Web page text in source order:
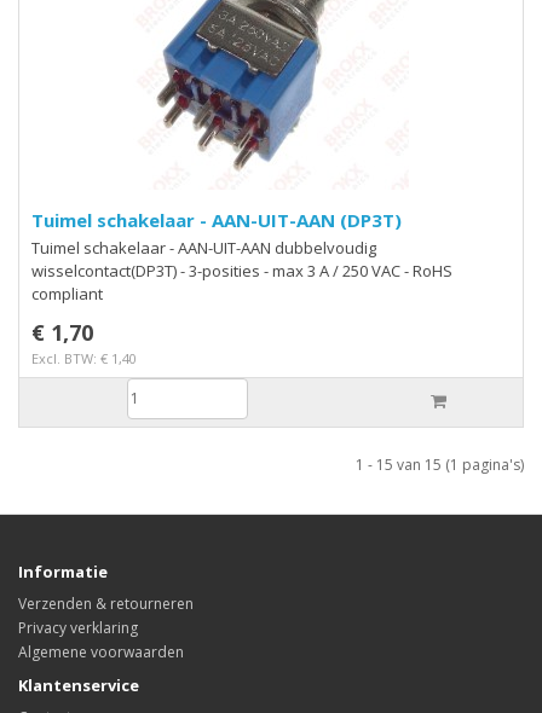
Tuimel schakelaar - AAN-UIT-AAN (DP3T)
Tuimel schakelaar - AAN-UIT-AAN dubbelvoudig
wisselcontact(DP3T) - 3-posities - max 3 A / 250 VAC - RoHS
compliant
€ 1,70
Excl. BTW: € 1,40
1 - 15 van 15 (1 pagina's)
Informatie
Verzenden & retourneren
Privacy verklaring
Algemene voorwaarden
Klantenservice